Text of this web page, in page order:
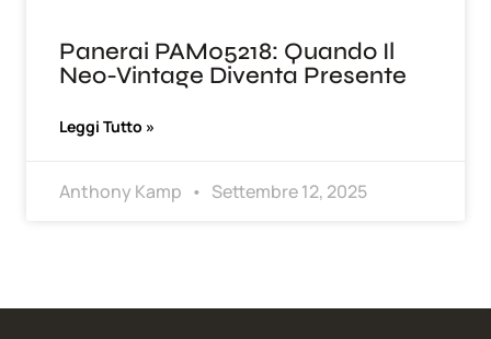
Panerai PAM05218: Quando Il
Neo-Vintage Diventa Presente
Leggi Tutto »
Anthony Kamp Settembre 12, 2025